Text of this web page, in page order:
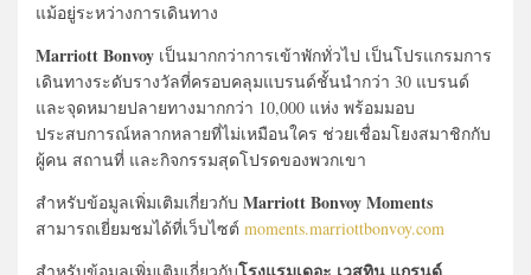
แม้อยู่ระหว่างการเดินทาง
Marriott Bonvoy เป็นมากกว่าการเข้าพักทั่วไป เป็นโปรแกรมการ
เดินทางระดับรางวัลที่ครอบคลุมแบรนด์ชั้นนำกว่า 30 แบรนด์
และจุดหมายปลายทางมากกว่า 10,000 แห่ง พร้อมมอบ
ประสบการณ์หลากหลายที่ไม่เหมือนใคร ช่วยเชื่อมโยงสมาชิกกับ
ผู้คน สถานที่ และกิจกรรมสุดโปรดของพวกเขา
สำหรับข้อมูลเพิ่มเติมเกี่ยวกับ Marriott Bonvoy Moments
สามารถเยี่ยมชมได้ที่เว็บไซต์ moments.marriottbonvoy.com